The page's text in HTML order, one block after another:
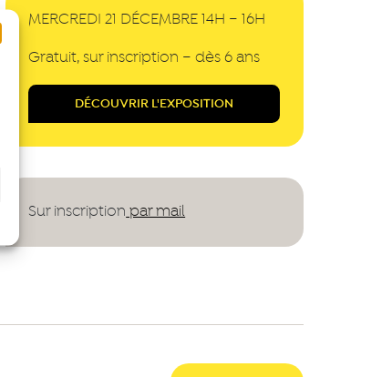
MERCREDI 21 DÉCEMBRE 14H – 16H
Gratuit, sur inscription – dès 6 ans
DÉCOUVRIR L'EXPOSITION
Sur inscription par mail